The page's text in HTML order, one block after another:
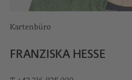
Kartenbüro
FRANZISKA HESSE